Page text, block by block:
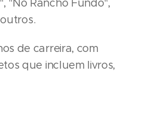
"No Rancho Fundo",
de carreira, com
que incluem livros,